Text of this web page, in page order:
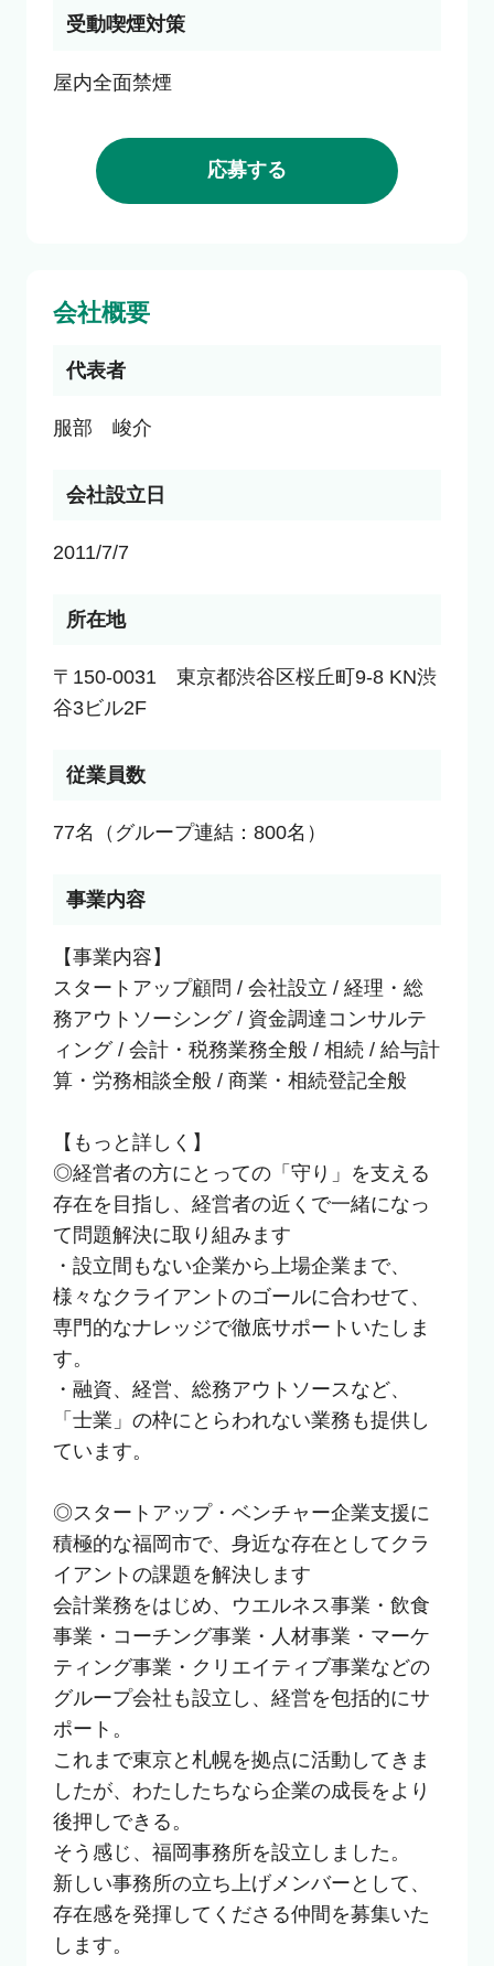
受動喫煙対策
応募する
会社概要
代表者
服部　峻介
会社設立日
2011/7/7
所在地
〒150-0031　東京都渋谷区桜丘町9-8 KN渋
谷3ビル2F
従業員数
77名（グループ連結：800名）
事業内容
【事業内容】
スタートアップ顧問 / 会社設立 / 経理・総
務アウトソーシング / 資金調達コンサルテ
ィング / 会計・税務業務全般 / 相続 / 給与計
算・労務相談全般 / 商業・相続登記全般
【もっと詳しく】
◎経営者の方にとっての「守り」を支える
存在を目指し、経営者の近くで一緒になっ
て問題解決に取り組みます
・設立間もない企業から上場企業まで、
様々なクライアントのゴールに合わせて、
専門的なナレッジで徹底サポートいたしま
す。
・融資、経営、総務アウトソースなど、
「士業」の枠にとらわれない業務も提供し
ています。
◎スタートアップ・ベンチャー企業支援に
積極的な福岡市で、身近な存在としてクラ
イアントの課題を解決します
会計業務をはじめ、ウエルネス事業・飲食
事業・コーチング事業・人材事業・マーケ
ティング事業・クリエイティブ事業などの
グループ会社も設立し、経営を包括的にサ
ポート。
これまで東京と札幌を拠点に活動してきま
したが、わたしたちなら企業の成長をより
後押しできる。
そう感じ、福岡事務所を設立しました。
新しい事務所の立ち上げメンバーとして、
存在感を発揮してくださる仲間を募集いた
します。